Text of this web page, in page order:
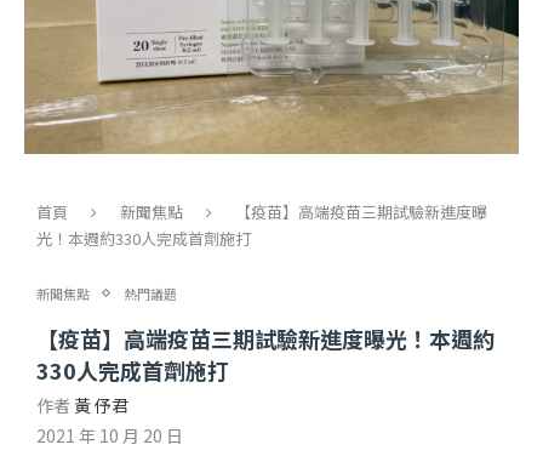
首頁 新聞焦點
【疫苗】高端疫苗三期試驗新進度曝
光！本週約330人完成首劑施打
新聞焦點 熱門議題
【疫苗】高端疫苗三期試驗新進度曝光！本週約
330人完成首劑施打
作者 黃 伃君
2021 年 10 月 20 日